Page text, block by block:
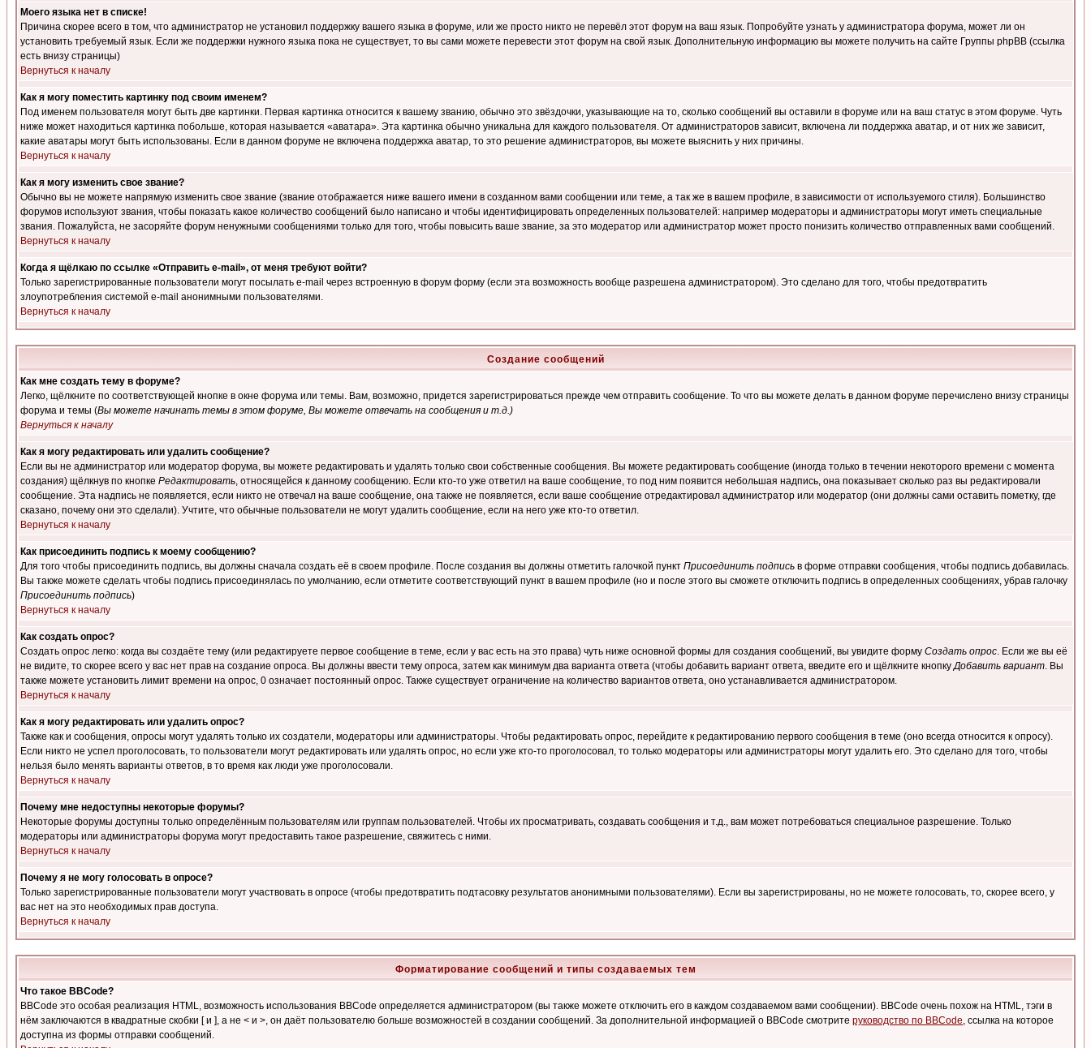
Моего языка нет в списке!
Причина скорее всего в том, что администратор не установил поддержку вашего языка в форуме, или же просто никто не перевёл этот форум на ваш язык. Попробуйте узнать у администратора форума, может ли он
установить требуемый язык. Если же поддержки нужного языка пока не существует, то вы сами можете перевести этот форум на свой язык. Дополнительную информацию вы можете получить на сайте Группы phpBB (ссылка
есть внизу страницы)
Вернуться к началу
Как я могу поместить картинку под своим именем?
Под именем пользователя могут быть две картинки. Первая картинка относится к вашему званию, обычно это звёздочки, указывающие на то, сколько сообщений вы оставили в форуме или на ваш статус в этом форуме. Чуть
ниже может находиться картинка побольше, которая называется «аватара». Эта картинка обычно уникальна для каждого пользователя. От администраторов зависит, включена ли поддержка аватар, и от них же зависит,
какие аватары могут быть использованы. Если в данном форуме не включена поддержка аватар, то это решение администраторов, вы можете выяснить у них причины.
Вернуться к началу
Как я могу изменить свое звание?
Обычно вы не можете напрямую изменить свое звание (звание отображается ниже вашего имени в созданном вами сообщении или теме, а так же в вашем профиле, в зависимости от используемого стиля). Большинство
форумов используют звания, чтобы показать какое количество сообщений было написано и чтобы идентифицировать определенных пользователей: например модераторы и администраторы могут иметь специальные
звания. Пожалуйста, не засоряйте форум ненужными сообщениями только для того, чтобы повысить ваше звание, за это модератор или администратор может просто понизить количество отправленных вами сообщений.
Вернуться к началу
Когда я щёлкаю по ссылке «Отправить e-mail», от меня требуют войти?
Только зарегистрированные пользователи могут посылать e-mail через встроенную в форум форму (если эта возможность вообще разрешена администратором). Это сделано для того, чтобы предотвратить
злоупотребления системой e-mail анонимными пользователями.
Вернуться к началу
Создание сообщений
Как мне создать тему в форуме?
Легко, щёлкните по соответствующей кнопке в окне форума или темы. Вам, возможно, придется зарегистрироваться прежде чем отправить сообщение. То что вы можете делать в данном форуме перечислено внизу страницы
форума и темы (Вы можете начинать темы в этом форуме, Вы можете отвечать на сообщения и т.д.)
Вернуться к началу
Как я могу редактировать или удалить сообщение?
Если вы не администратор или модератор форума, вы можете редактировать и удалять только свои собственные сообщения. Вы можете редактировать сообщение (иногда только в течении некоторого времени с момента
создания) щёлкнув по кнопке Редактировать, относящейся к данному сообщению. Если кто-то уже ответил на ваше сообщение, то под ним появится небольшая надпись, она показывает сколько раз вы редактировали
сообщение. Эта надпись не появляется, если никто не отвечал на ваше сообщение, она также не появляется, если ваше сообщение отредактировал администратор или модератор (они должны сами оставить пометку, где
сказано, почему они это сделали). Учтите, что обычные пользователи не могут удалить сообщение, если на него уже кто-то ответил.
Вернуться к началу
Как присоединить подпись к моему сообщению?
Для того чтобы присоединить подпись, вы должны сначала создать её в своем профиле. После создания вы должны отметить галочкой пункт Присоединить подпись в форме отправки сообщения, чтобы подпись добавилась.
Вы также можете сделать чтобы подпись присоединялась по умолчанию, если отметите соответствующий пункт в вашем профиле (но и после этого вы сможете отключить подпись в определенных сообщениях, убрав галочку
Присоединить подпись)
Вернуться к началу
Как создать опрос?
Создать опрос легко: когда вы создаёте тему (или редактируете первое сообщение в теме, если у вас есть на это права) чуть ниже основной формы для создания сообщений, вы увидите форму Создать опрос. Если же вы её
не видите, то скорее всего у вас нет прав на создание опроса. Вы должны ввести тему опроса, затем как минимум два варианта ответа (чтобы добавить вариант ответа, введите его и щёлкните кнопкуДобавить вариант. Вы
также можете установить лимит времени на опрос, 0 означает постоянный опрос. Также существует ограничение на количество вариантов ответа, оно устанавливается администратором.
Вернуться к началу
Как я могу редактировать или удалить опрос?
Также как и сообщения, опросы могут удалять только их создатели, модераторы или администраторы. Чтобы редактировать опрос, перейдите к редактированию первого сообщения в теме (оно всегда относится к опросу).
Если никто не успел проголосовать, то пользователи могут редактировать или удалять опрос, но если уже кто-то проголосовал, то только модераторы или администраторы могут удалить его. Это сделано для того, чтобы
нельзя было менять варианты ответов, в то время как люди уже проголосовали.
Вернуться к началу
Почему мне недоступны некоторые форумы?
Некоторые форумы доступны только определённым пользователям или группам пользователей. Чтобы их просматривать, создавать сообщения и т.д., вам может потребоваться специальное разрешение. Только
модераторы или администраторы форума могут предоставить такое разрешение, свяжитесь с ними.
Вернуться к началу
Почему я не могу голосовать в опросе?
Только зарегистрированные пользователи могут участвовать в опросе (чтобы предотвратить подтасовку результатов анонимными пользователями). Если вы зарегистрированы, но не можете голосовать, то, скорее всего, у
вас нет на это необходимых прав доступа.
Вернуться к началу
Форматирование сообщений и типы создаваемых тем
Что такое BBCode?
BBCode это особая реализация HTML, возможность использования BBCode определяется администратором (вы также можете отключить его в каждом создаваемом вами сообщении). BBCode очень похож на HTML, тэги в
нём заключаются в квадратные скобки [ и ], а не < и >, он даёт пользователю больше возможностей в создании сообщений. За дополнительной информацией о BBCode смотрите руководство по BBCode, ссылка на которое
доступна из формы отправки сообщений.